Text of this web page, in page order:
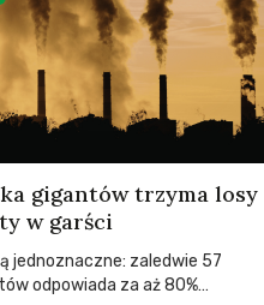
gigantów trzyma losy
w garści
jednoznaczne: zaledwie 57
odpowiada za aż 80%